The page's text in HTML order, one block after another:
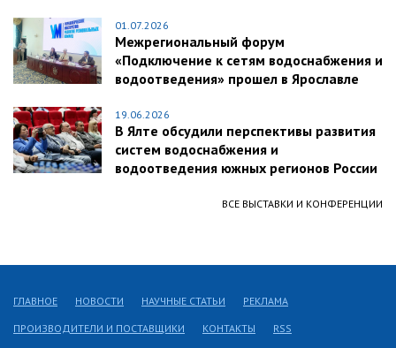
01.07.2026
Межрегиональный форум
«Подключение к сетям водоснабжения и
водоотведения» прошел в Ярославле
19.06.2026
В Ялте обсудили перспективы развития
систем водоснабжения и
водоотведения южных регионов России
ВСЕ ВЫСТАВКИ И КОНФЕРЕНЦИИ
ГЛАВНОЕ НОВОСТИ НАУЧНЫЕ СТАТЬИ РЕКЛАМА
ПРОИЗВОДИТЕЛИ И ПОСТАВЩИКИ КОНТАКТЫ RSS